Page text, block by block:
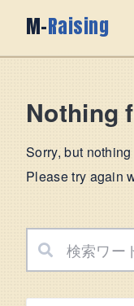
M-Raising
Nothing
Sorry, but
Please try again